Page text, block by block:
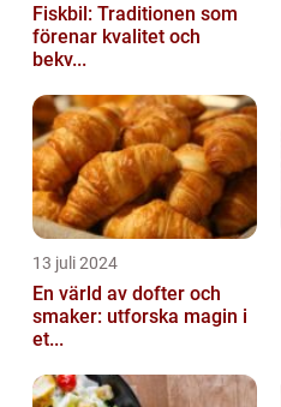
Fiskbil: Traditionen som
förenar kvalitet och
bekv...
13 juli 2024
En värld av dofter och
smaker: utforska magin i
et...